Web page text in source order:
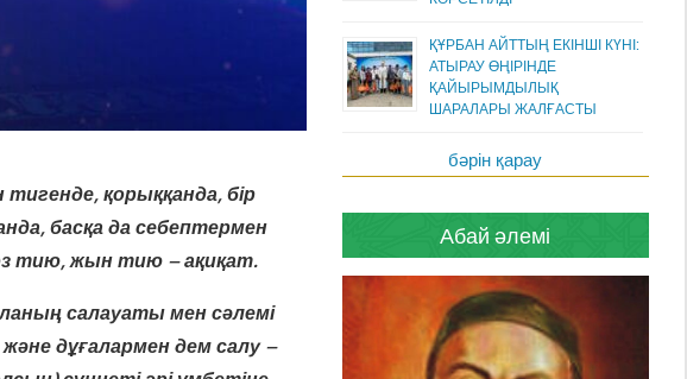
қорыққанда, бір
басқа да себептермен
тию, жын тию – ақиқат.
салауаты мен сәлемі
дұғалармен дем салу –
ҚҰРБАН АЙТТЫҢ ЕКІНШІ КҮНІ:
АТЫРАУ ӨҢІРІНДЕ
ҚАЙЫРЫМДЫЛЫҚ
ШАРАЛАРЫ ЖАЛҒАСТЫ
бәрін қарау
Абай әлемі